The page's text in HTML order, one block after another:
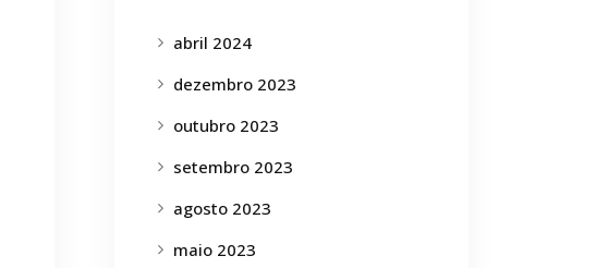
abril 2024
dezembro 2023
outubro 2023
setembro 2023
agosto 2023
maio 2023